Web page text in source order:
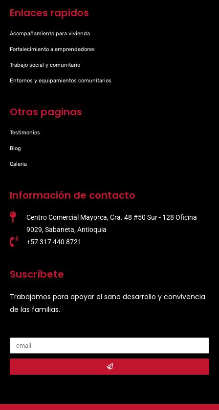
Enlaces rapidos
Acompañamiento para vivienda
Fortalecimiento a emprendedores
Trabajo social y comunitario
Entornos y equipamientos comunitarios
Otras paginas
Testimonios
Blog
Galeria
Información de contacto
Centro Comercial Mayorca, Cra. 48 #50 Sur - 128 Oficina
9029, Sabaneta, Antioquia
+57 317 440 8721
Suscríbete
Trabajamos para apoyar el sano desarrollo y convivencia
de las familias.
Submit